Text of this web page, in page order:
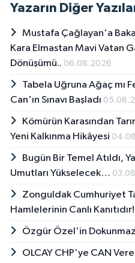
Yazarın Diğer
Mustafa Çağlayan'a Bakan
Kara Elmastan Mavi Vatan
Dönüşümü.. 06.08.2026
Tabela Uğruna Ağaç mı
Can'ın Sınavı Başladı
Kömürün Karasından
Yeni Kalkınma Hikâyesi
Bugün Bir Temel Atıldı,
Umutları Yükselecek…
Zonguldak Cumhuriyet
Hamlelerinin Canlı Kanıtıdır!
Özgür Özel'in
OLCAY CHP'ye CAN